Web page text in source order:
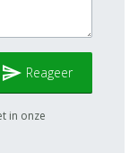
send Reageer
in onze